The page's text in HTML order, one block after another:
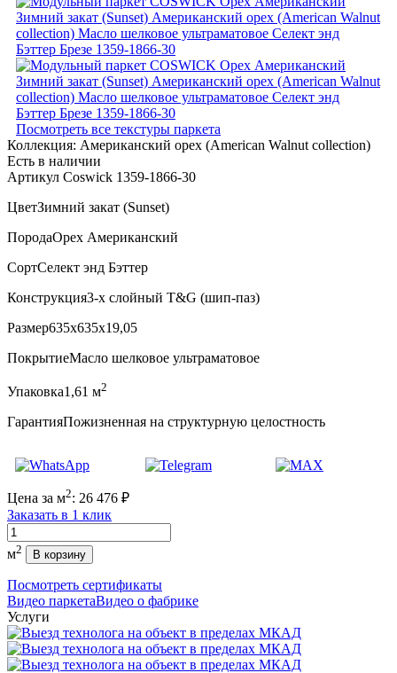
Посмотреть все текстуры паркета
Коллекция: Американский орех (American Walnut collection)
Есть в наличии
Артикул Coswick 1359-1866-30
ЦветЗимний закат (Sunset)
ПородаОрех Американский
СортСелект энд Бэттер
Конструкция3-х слойный T&G (шип-паз)
Размер635x635x19,05
ПокрытиеМасло шелковое ультраматовое
Упаковка1,61 м2
ГарантияПожизненная на структурную целостность
Цена за м2: 26 476 ₽
Заказать в 1 клик
Количество
м2 В корзину
Посмотреть сертификаты
Видео паркетаВидео о фабрике
Услуги